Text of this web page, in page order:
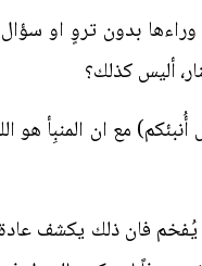
بدون تروٍ او سؤال
أليس كذلك؟
مع ان المنبِأ هو
يُفخم فان ذلك يكشف